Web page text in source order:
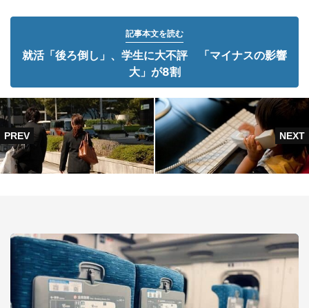
記事本文を読む
就活「後ろ倒し」、学生に大不評 「マイナスの影響
大」が8割